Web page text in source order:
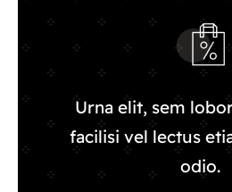
Urna elit, sem
facilisi vel lectus
odio.